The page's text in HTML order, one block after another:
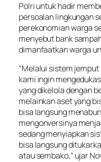
Polri untuk hadir
persoalan lingkungan
perekonomian warga
menyebut bank
dimanfaatkan warga
“Melalui sistem
kami ingin
yang dikelola dengan
melainkan aset yang
bisa langsung
mengonversinya
sedang menyiapkan
bisa langsung
atau sembako,” ujar